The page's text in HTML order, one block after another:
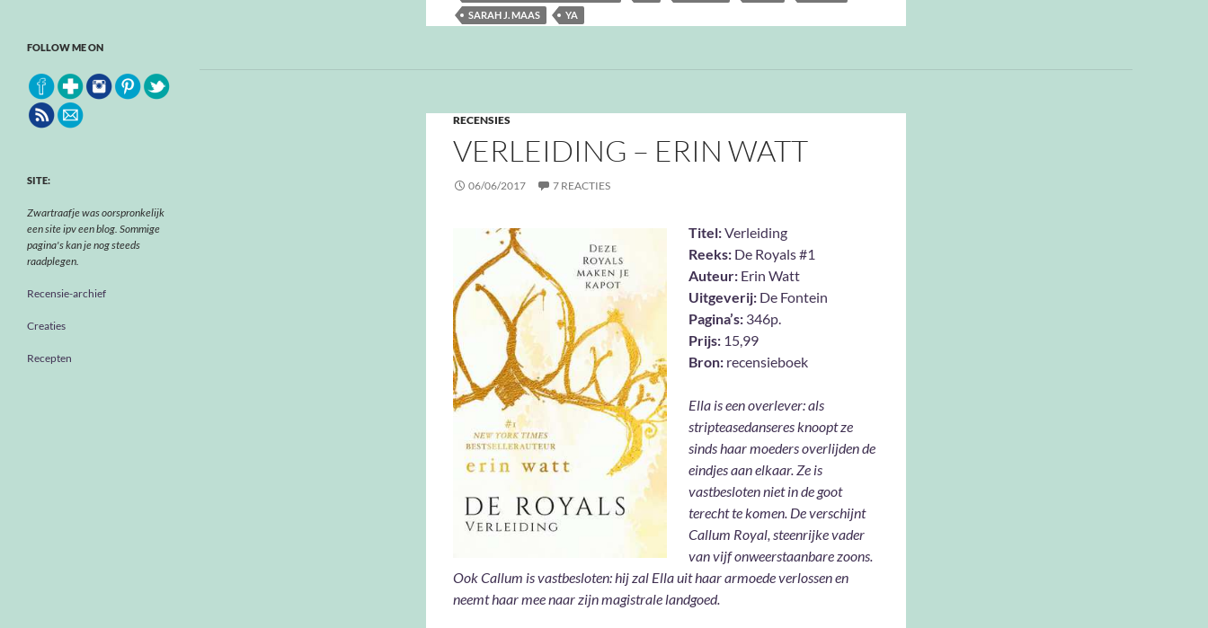
SARAH J. MAAS
YA
RECENSIES
VERLEIDING – ERIN WATT
06/06/2017 7 REACTIES
Titel:Verleiding
Reeks: De Royals #1
Auteur: Erin Watt
Uitgeverij: De Fontein
Pagina’s: 346p.
Prijs: 15,99
Bron: recensieboek
Ella is een overlever: als
stripteasedanseres knoopt ze
sinds haar moeders overlijden de
eindjes aan elkaar. Ze is
vastbesloten niet in de goot
terecht te komen. De verschijnt
Callum Royal, steenrijke vader
van vijf onweerstaanbare zoons.
Ook Callum is vastbesloten: hij zal Ella uit haar armoede verlossen en
neemt haar mee naar zijn magistrale landgoed.
FOLLOW ME ON
SITE:
Zwartraafje was oorspronkelijk
een site ipv een blog. Sommige
pagina's kan je nog steeds
raadplegen.
Recensie-archief
Creaties
Recepten